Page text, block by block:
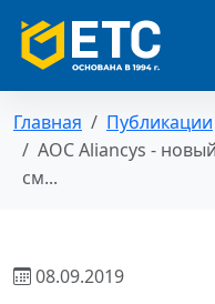
Главная
Публикации
AOC Aliancys -
см...
08.09.2019